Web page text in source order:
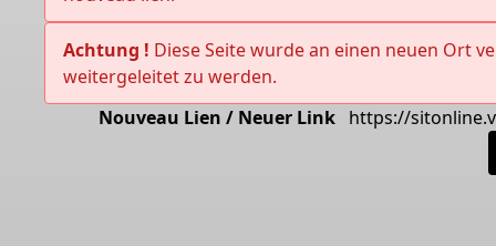
Achtung ! Diese Seite wurde an einen neuen Ort
weitergeleitet zu werden.
Nouveau Lien / Neuer Link https://